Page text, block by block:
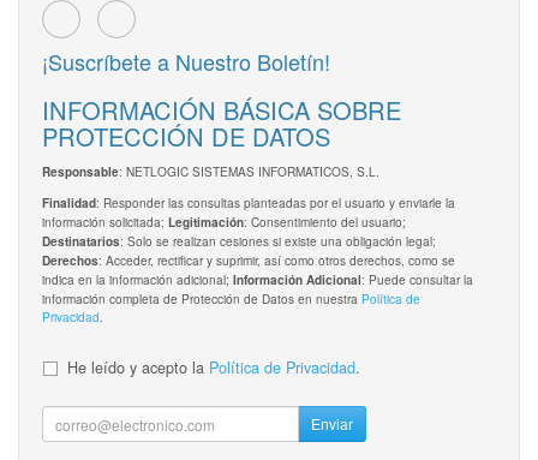
¡Suscríbete a Nuestro Boletín!
INFORMACIÓN BÁSICA SOBRE
PROTECCIÓN DE DATOS
Responsable: NETLOGIC SISTEMAS INFORMATICOS, S.L.
Finalidad: Responder las consultas planteadas por el usuario y enviarle la
información solicitada; Legitimación: Consentimiento del usuario;
Destinatarios: Solo se realizan cesiones si existe una obligación legal;
Derechos: Acceder, rectificar y suprimir, así como otros derechos, como se
indica en la información adicional; Información Adicional: Puede consultar la
información completa de Protección de Datos en nuestra Política de
Privacidad.
He leído y acepto la Política de Privacidad.
Enviar